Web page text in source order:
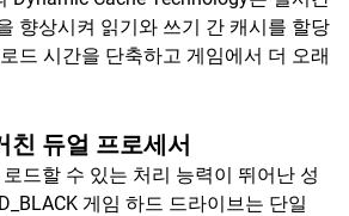
향상시켜 읽기와 쓰기 간 캐시를 할당
드 시간을 단축하고 게임에서 더 오래
친 듀얼 프로세서
드할 수 있는 처리 능력이 뛰어난 성
게임 하드 드라이브는 단일